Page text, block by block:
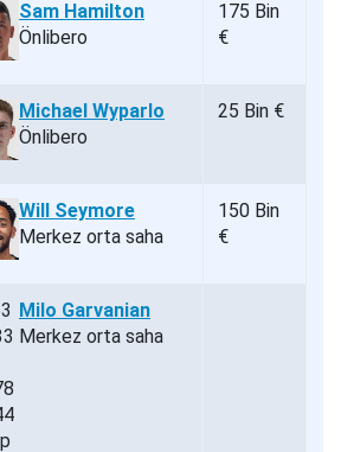
Sam Hamilton
Önlibero
175 Bin
€
Michael Wyparlo
Önlibero
25 Bin €
Will Seymore
Merkez orta saha
150 Bin
€
Milo Garvanian
Merkez orta saha